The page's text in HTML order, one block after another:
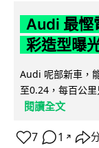
Audi 最
彩造型曝
Audi 呢部新車，
至0.24，每百公
閱讀全文
7 1 ↗